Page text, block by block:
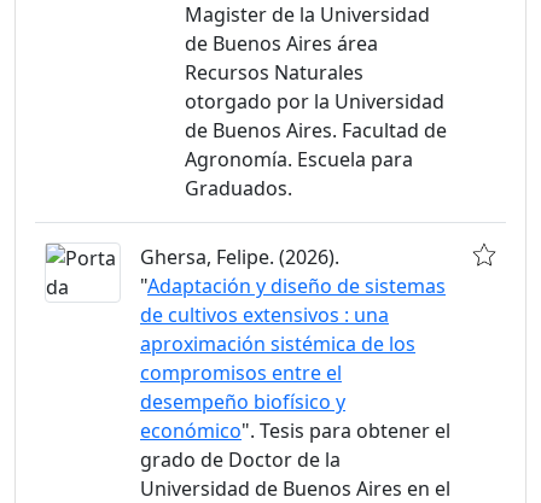
Magister de la Universidad
de Buenos Aires área
Recursos Naturales
otorgado por la Universidad
de Buenos Aires. Facultad de
Agronomía. Escuela para
Graduados.
Ghersa, Felipe. (2026).
"Adaptación y diseño de sistemas
de cultivos extensivos : una
aproximación sistémica de los
compromisos entre el
desempeño biofísico y
económico". Tesis para obtener el
grado de Doctor de la
Universidad de Buenos Aires en el